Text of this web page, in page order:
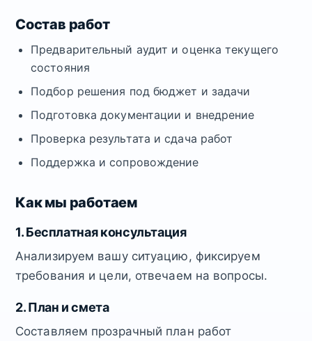
Состав работ
Предварительный аудит и оценка текущего
состояния
Подбор решения под бюджет и задачи
Подготовка документации и внедрение
Проверка результата и сдача работ
Поддержка и сопровождение
Как мы работаем
1. Бесплатная консультация
Анализируем вашу ситуацию, фиксируем
требования и цели, отвечаем на вопросы.
2. План и смета
Составляем прозрачный план работ